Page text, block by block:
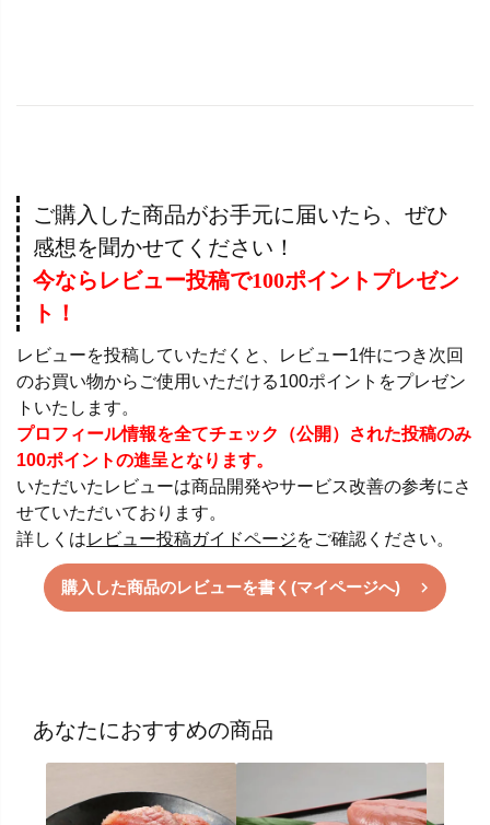
ご購入した商品がお手元に届いたら、ぜひ
感想を聞かせてください！
今ならレビュー投稿で100ポイントプレゼン
ト！
レビューを投稿していただくと、レビュー1件につき次回
のお買い物からご使用いただける100ポイントをプレゼン
トいたします。
プロフィール情報を全てチェック（公開）された投稿のみ
100ポイントの進呈となります。
いただいたレビューは商品開発やサービス改善の参考にさ
せていただいております。
詳しくはレビュー投稿ガイドページをご確認ください。
購入した商品のレビューを書く(マイページへ)
あなたにおすすめの商品